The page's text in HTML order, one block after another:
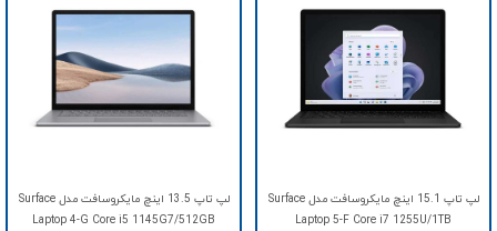
لپ تاپ 15.1 اینچ مایکروسافت مدل Surface
Laptop 5-F Core i7 1255U/1TB
لپ تاپ 13.5 اینچ مایکروسافت مدل Surface
Laptop 4-G Core i5 1145G7/512GB